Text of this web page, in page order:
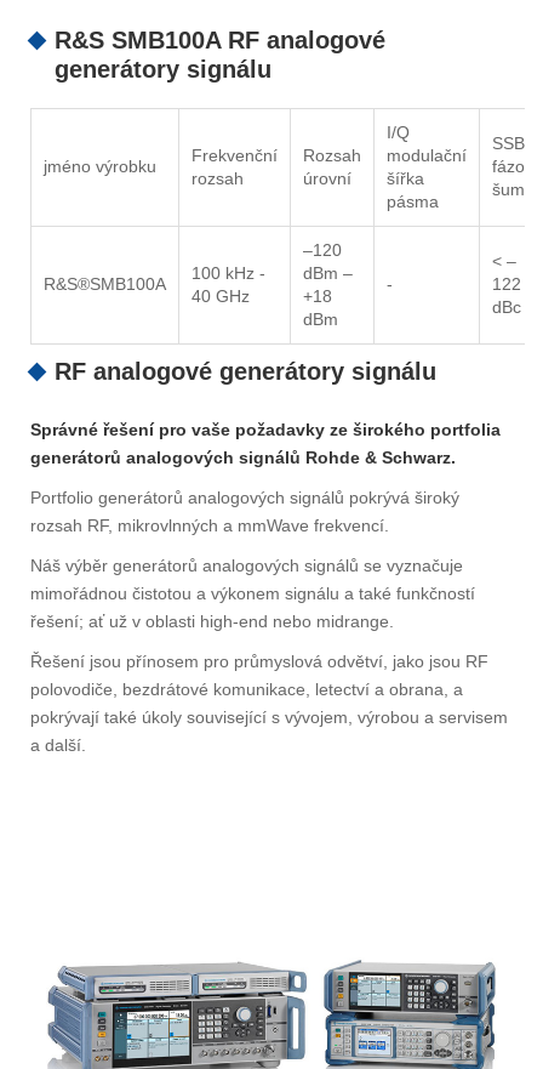
R&S SMB100A RF analogové
generátory signálu
jméno výrobku
Frekvenční
rozsah
Rozsah
úrovní
I/Q
modulační
šířka
pásma
SSB
fázový
šum
R&S®SMB100A
100 kHz -
40 GHz
–120
dBm –
+18
dBm
-
< –
122
dBc
RF analogové generátory signálu
Správné řešení pro vaše požadavky ze širokého portfolia
generátorů analogových signálů Rohde & Schwarz.
Portfolio generátorů analogových signálů pokrývá široký
rozsah RF, mikrovlnných a mmWave frekvencí.
Náš výběr generátorů analogových signálů se vyznačuje
mimořádnou čistotou a výkonem signálu a také funkčností
řešení; ať už v oblasti high-end nebo midrange.
Řešení jsou přínosem pro průmyslová odvětví, jako jsou RF
polovodiče, bezdrátové komunikace, letectví a obrana, a
pokrývají také úkoly související s vývojem, výrobou a servisem
a další.